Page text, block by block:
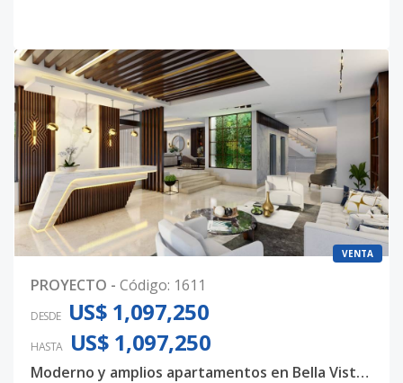
VENTA
PROYECTO - Código: 1611
DESDE US$ 1,097,250
HASTA US$ 1,097,250
Moderno y amplios apartamentos en Bella Vista, con 3 habitaciones, 3.5 baños y 4 parqueos techados